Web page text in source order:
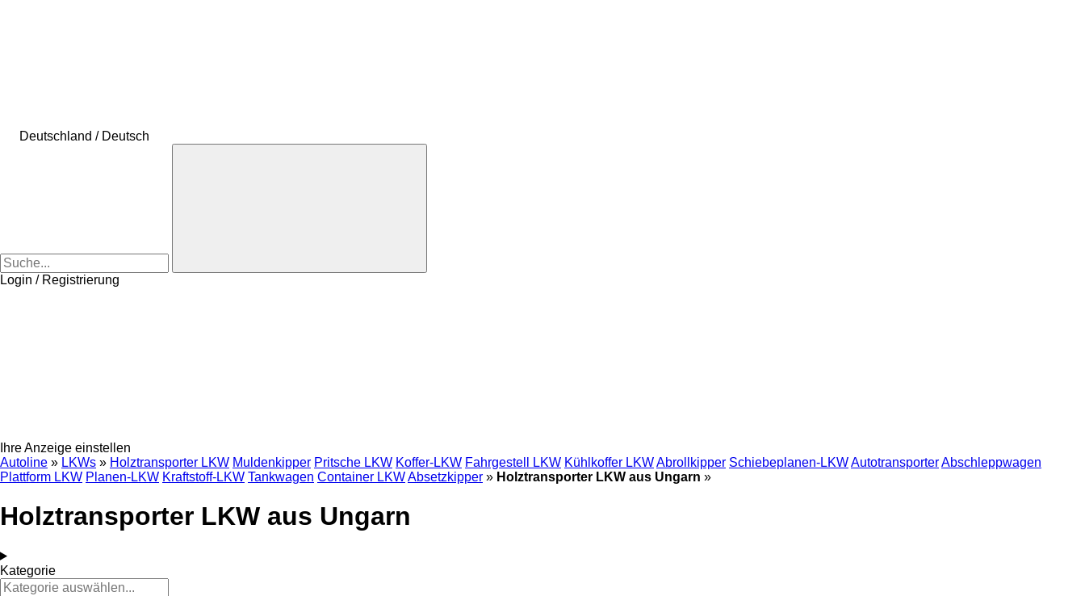
Deutschland / Deutsch
Login / Registrierung
Ihre Anzeige einstellen
Autoline » LKWs » Holztransporter LKW Muldenkipper Pritsche LKW Koffer-LKW Fahrgestell LKW Kühlkoffer LKWAbrollkipper Schiebeplanen-LKWAutotransporterAbschleppwagen
Plattform LKW Planen-LKW Kraftstoff-LKW Tankwagen Container LKWAbsetzkipper » Holztransporter LKW aus Ungarn »
Holztransporter LKW aus Ungarn
Kategorie